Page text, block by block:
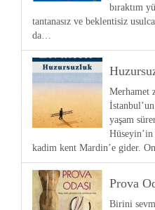
bıraktım
tantanasız ve beklentisiz
da…
Merhamet
yaşam
kadim kent Mardin’e gider.
Prova
Birini